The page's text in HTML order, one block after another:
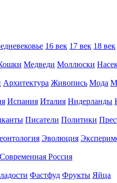
16 век 17 век 18 век
Медведи Моллюски
Архитектура Живопись Мода
Испания Италия Нидерланды
Писатели Политики
Эволюция
Современная Россия
Фастфуд Фрукты Яйца